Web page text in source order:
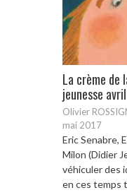
La crème de
jeunesse
Olivier
mai 2017
Eric Senabre,
Milon (Didier
véhiculer des
en ces temps